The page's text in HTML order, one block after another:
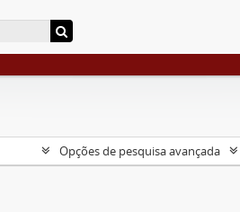
Opções de pesquisa avançada